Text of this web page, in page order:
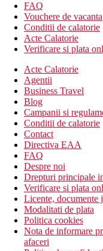
FAQ
Vouchere de vacanta
Conditii de calatorie
Acte Calatorie
Verificare si plata
Acte Calatorie
Agentii
Business Travel
Blog
Campanii si
Conditii de calatorie
Contact
Directiva EAA
FAQ
Despre noi
Drepturi principale
Verificare si plata
Licente, documente
Modalitati de plata
Politica cookies
Nota de informare
afaceri